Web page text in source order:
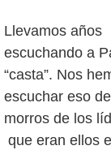
Llevamos años
escuchando a
“casta”. Nos
escuchar eso
morros de los
que eran ellos